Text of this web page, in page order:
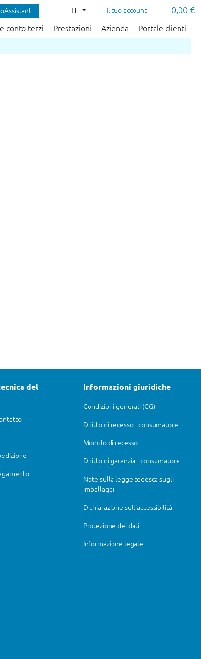
IT Il tuo account 0,00 €
conto terzi Prestazioni Azienda Portale clienti
del
Informazioni giuridiche
Condizioni generali (CG)
Diritto di recesso - consumatore
Modulo di recesso
Diritto di garanzia - consumatore
Note sulla legge tedesca sugli
imballaggi
Dichiarazione sull'accessibilità
Protezione dei dati
Informazione legale